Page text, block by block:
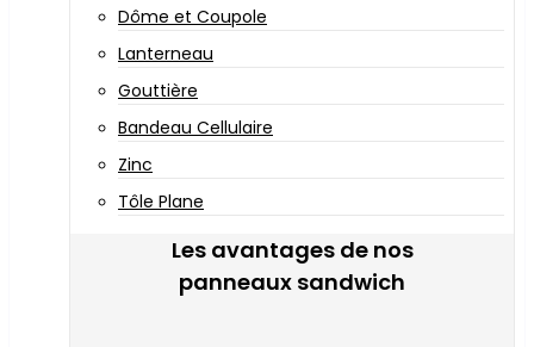
Dôme et Coupole
Lanterneau
Gouttière
Bandeau Cellulaire
Zinc
Tôle Plane
Les avantages de nos
panneaux sandwich